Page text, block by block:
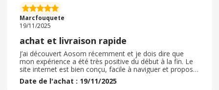
promo pour chacun d'eux . Le service client prend la
peine de prendre contact par mail pour vérifier s'il ne
s'agit pas d'une erreur .
Marcfouquete
19/11/2025
achat et livraison rapide
J’ai découvert Aosom récemment et je dois dire que
mon expérience a été très positive du début à la fin. Le
site internet est bien conçu, facile à naviguer et propose
une large gamme de produits allant du mobilier de
maison et de jardin aux équipements de sport et
Date de l'achat : 19/11/2025